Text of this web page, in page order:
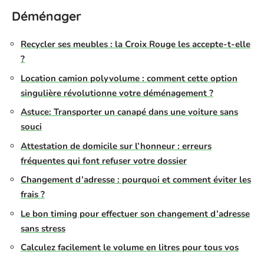
Déménager
Recycler ses meubles : la Croix Rouge les accepte-t-elle
?
Location camion polyvolume : comment cette option
singulière révolutionne votre déménagement ?
Astuce: Transporter un canapé dans une voiture sans
souci
Attestation de domicile sur l’honneur : erreurs
fréquentes qui font refuser votre dossier
Changement d’adresse : pourquoi et comment éviter les
frais ?
Le bon timing pour effectuer son changement d’adresse
sans stress
Calculez facilement le volume en litres pour tous vos